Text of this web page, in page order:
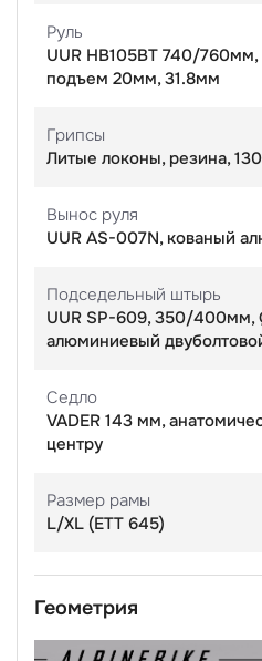
Руль
UUR HB105BT 740/
подъем 20мм, 31.8мм
Грипсы
Литые локоны, резина,
Вынос руля
UUR AS-007N, кованый
Подседельный штырь
UUR SP-609, 350/
алюминиевый
Седло
VADER 143 мм,
центру
Размер рамы
L/XL (ЕТТ 645)
Геометрия